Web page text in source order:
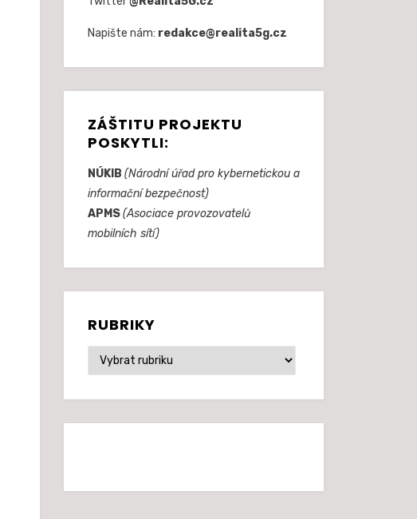
Napište nám: redakce@realita5g.cz
ZÁŠTITU PROJEKTU
POSKYTLI:
NÚKIB (Národní úřad pro kybernetickou a
informační bezpečnost)
APMS(Asociace provozovatelů
mobilních sítí)
RUBRIKY
Rubriky